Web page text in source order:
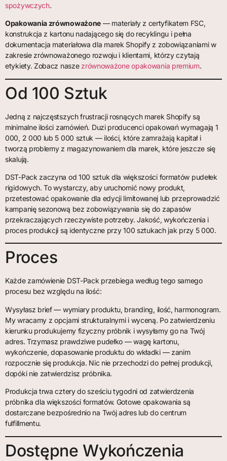
spożywczych.
Opakowania zrównoważone — materiały z certyfikatem FSC,
konstrukcja z kartonu nadającego się do recyklingu i pełna
dokumentacja materiałowa dla marek Shopify z zobowiązaniami w
zakresie zrównoważonego rozwoju i klientami, którzy czytają
etykiety. Zobacz nasze zrównoważone opakowania premium.
Od 100 Sztuk
Jedną z najczęstszych frustracji rosnących marek Shopify są
minimalne ilości zamówień. Duzi producenci opakowań wymagają 1
000, 2 000 lub 5 000 sztuk — ilości, które zamrażają kapitał i
tworzą problemy z magazynowaniem dla marek, które jeszcze się
skalują.
DST-Pack zaczyna od 100 sztuk dla większości formatów pudełek
rigidowych. To wystarczy, aby uruchomić nowy produkt,
przetestować opakowanie dla edycji limitowanej lub przeprowadzić
kampanię sezonową bez zobowiązywania się do zapasów
przekraczających rzeczywiste potrzeby. Jakość, wykończenia i
proces produkcji są identyczne przy 100 sztukach jak przy 5 000.
Proces
Każde zamówienie DST-Pack przebiega według tego samego
procesu bez względu na ilość:
Wysyłasz brief — wymiary produktu, branding, ilość, harmonogram.
My wracamy z opcjami strukturalnymi i wyceną. Po zatwierdzeniu
kierunku produkujemy fizyczny próbnik i wysyłamy go na Twój
adres. Trzymasz prawdziwe pudełko — wagę kartonu,
wykończenie, dopasowanie produktu do wkładki — zanim
rozpocznie się produkcja. Nic nie przechodzi do pełnej produkcji,
dopóki nie zatwierdzisz próbnika.
Produkcja trwa cztery do sześciu tygodni od zatwierdzenia
próbnika dla większości formatów. Gotowe opakowania są
dostarczane bezpośrednio na Twój adres lub do centrum
fulfillmentu.
Dostępne Wykończenia